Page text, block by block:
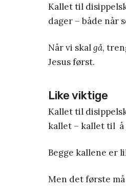
Kallet til
dager – både når
Når vi skalgå,
Jesus først.
Like viktige
Kallet til
kallet – kallet til å
Begge kallene er
Men det første